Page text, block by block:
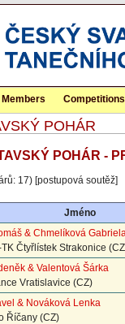
Members Competitions
POHÁR
POHÁR -
17) [postupová soutěž]
Jméno
& Chmelíková
Čtyřlístek Strakonice
& Valentová Šárka
Vratislavice (CZ)
& Nováková Lenka
Říčany (CZ)